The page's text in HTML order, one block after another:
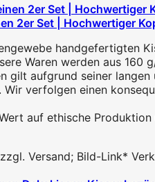
2er Set | Hochwertiger
handgefertigten
Waren werden aus 160
gilt aufgrund seiner
Wir verfolgen einen
auf ethische
Versand; Bild-Link*